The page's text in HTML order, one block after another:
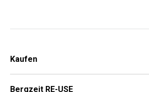
Kaufen
Bergzeit RE-USE